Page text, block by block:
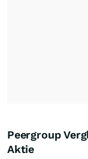
Peergroup
Aktie